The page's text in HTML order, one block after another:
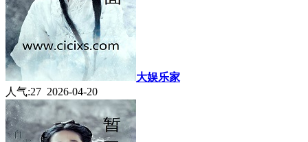
大娱乐家
人气:27 2026-04-20